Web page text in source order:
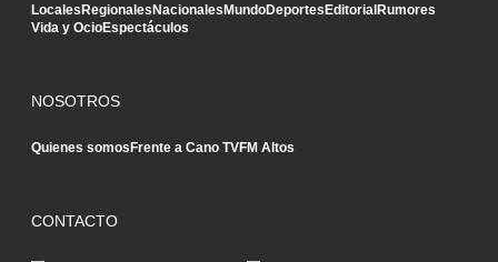
LocalesRegionalesNacionalesMundoDeportesEditorialRumores
Vida y OcioEspectáculos
NOSOTROS
Quienes somosFrente a Cano TVFM Altos
CONTACTO